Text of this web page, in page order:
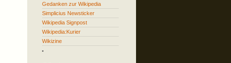
Gedanken zur Wikipedia
Simplicius Newsticker
Wikipedia Signpost
Wikipedia:Kurier
Wikizine